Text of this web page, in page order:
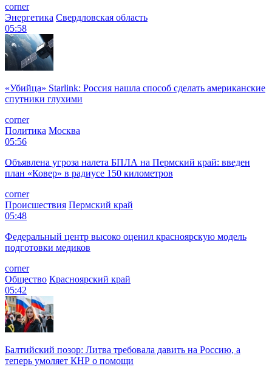
corner
Энергетика Свердловская область
05:58
«Убийца» Starlink: Россия нашла способ сделать американские
спутники глухими
corner
Политика Москва
05:56
Объявлена угроза налета БПЛА на Пермский край: введен
план «Ковер» в радиусе 150 километров
corner
Происшествия Пермский край
05:48
Федеральный центр высоко оценил красноярскую модель
подготовки медиков
corner
Общество Красноярский край
05:42
Балтийский позор: Литва требовала давить на Россию, а
теперь умоляет КНР о помощи